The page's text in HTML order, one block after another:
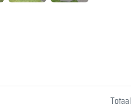
Totaal